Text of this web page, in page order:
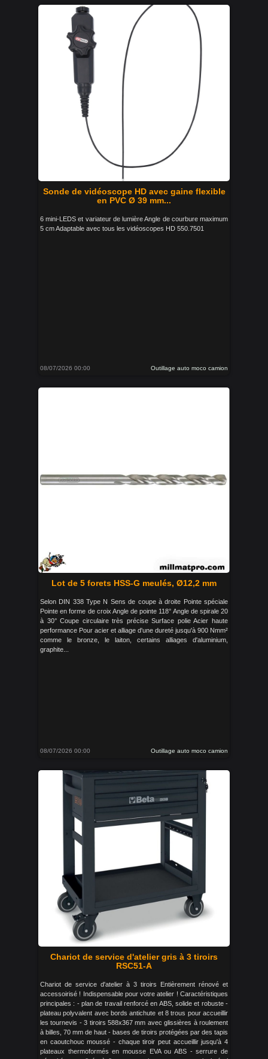
Sonde de vidéoscope HD avec gaine flexible
en PVC Ø 39 mm...
6 mini-LEDS et variateur de lumière Angle de courbure maximum
5 cm Adaptable avec tous les vidéoscopes HD 550.7501
08/07/2026 00:00 Outillage auto moco camion
Lot de 5 forets HSS-G meulés, Ø12,2 mm
Selon DIN 338 Type N Sens de coupe à droite Pointe spéciale
Pointe en forme de croix Angle de pointe 118° Angle de spirale 20
à 30° Coupe circulaire très précise Surface polie Acier haute
performance Pour acier et alliage d'une dureté jusqu'à 900 Nmm²
comme le bronze, le laiton, certains alliages d'aluminium,
graphite...
08/07/2026 00:00 Outillage auto moco camion
Chariot de service d'atelier gris à 3 tiroirs
RSC51-A
Chariot de service d'atelier à 3 tiroirs Entièrement rénové et
accessoirisé ! Indispensable pour votre atelier ! Caractéristiques
principales : - plan de travail renforcé en ABS, solide et robuste -
plateau polyvalent avec bords antichute et 8 trous pour accueillir
les tournevis - 3 tiroirs 588x367 mm avec glissières à roulement
à billes, 70 mm de haut - bases de tiroirs protégées par des tapis
en caoutchouc moussé - chaque tiroir peut accueillir jusqu'à 4
plateaux thermoformés en mousse EVA ou ABS - serrure de